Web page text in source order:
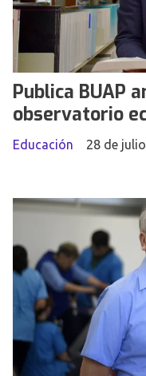
Publica BUAP
observatorio
Educación 28 de